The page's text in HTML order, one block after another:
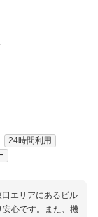
24時間利用
エリアにあるビル
心です。また、機